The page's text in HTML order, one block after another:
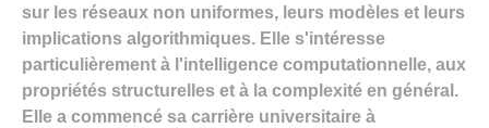
sur les réseaux non uniformes, leurs modèles et leurs
implications algorithmiques. Elle s'intéresse
particulièrement à l'intelligence computationnelle, aux
propriétés structurelles et à la complexité en général.
Elle a commencé sa carrière universitaire à